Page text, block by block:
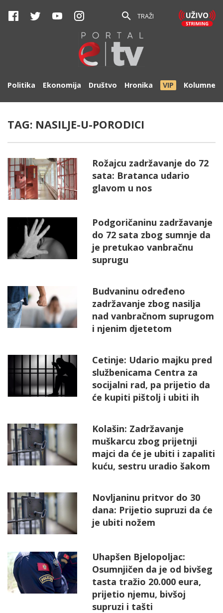
TRAŽI
Politika Ekonomija Društvo Hronika VIP Kolumne
TAG: NASILJE-U-PORODICI
Rožajcu zadržavanje do 72
sata: Bratanca udario
glavom u nos
Podgoričaninu zadržavanje
do 72 sata zbog sumnje da
je pretukao vanbračnu
suprugu
Budvaninu određeno
zadržavanje zbog nasilja
nad vanbračnom suprugom
i njenim djetetom
Cetinje: Udario majku pred
službenicama Centra za
socijalni rad, pa prijetio da
će kupiti pištolj i ubiti ih
Kolašin: Zadržavanje
muškarcu zbog prijetnji
majci da će je ubiti i zapaliti
kuću, sestru uradio šakom
Novljaninu pritvor do 30
dana: Prijetio supruzi da će
je ubiti nožem
Uhapšen Bjelopoljac:
Osumnjičen da je od bivšeg
tasta tražio 20.000 eura,
prijetio njemu, bivšoj
supruzi i tašti